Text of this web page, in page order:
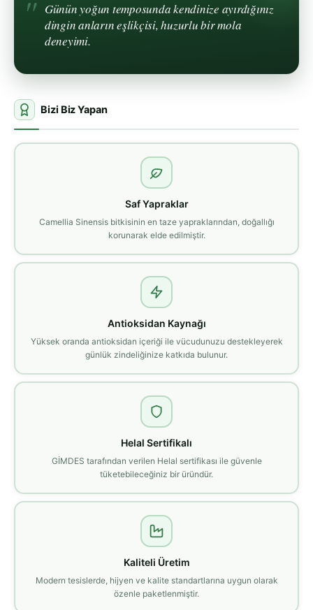
Günün yoğun temposunda kendinize ayırdığınız
dingin anların eşlikçisi, huzurlu bir mola
deneyimi.
Bizi Biz Yapan
Saf Yapraklar
Camellia Sinensis bitkisinin en taze yapraklarından, doğallığı
korunarak elde edilmiştir.
Antioksidan Kaynağı
Yüksek oranda antioksidan içeriği ile vücudunuzu destekleyerek
günlük zindeliğinize katkıda bulunur.
Helal Sertifikalı
GİMDES tarafından verilen Helal sertifikası ile güvenle
tüketebileceğiniz bir üründür.
Kaliteli Üretim
Modern tesislerde, hijyen ve kalite standartlarına uygun olarak
özenle paketlenmiştir.